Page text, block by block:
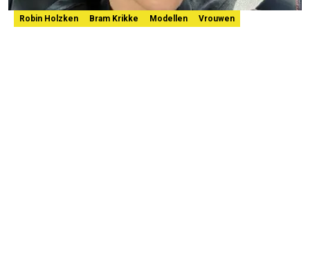
Robin Holzken Bram Krikke Modellen Vrouwen